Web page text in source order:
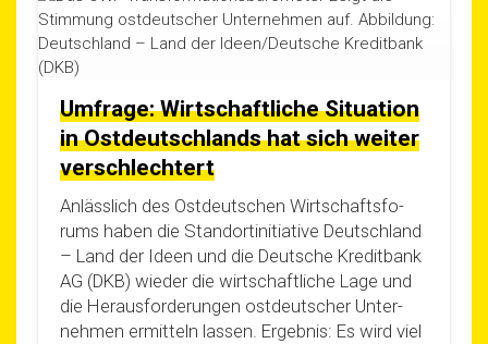
Umfrage: Wirtschaftliche Situation
in Ostdeutschlands hat sich weiter
verschlechtert
Anläss­lich des Ost­deut­schen Wirt­schafts­fo­
rums haben die Stand­ort­in­itia­ti­ve Deutsch­land
– Land der Ideen und die Deut­sche Kre­dit­bank
AG (DKB) wie­der die wirt­schaft­li­che Lage und
die Her­aus­for­de­run­gen ost­deut­scher Unter­
neh­men ermit­teln las­sen. Ergeb­nis: Es wird viel